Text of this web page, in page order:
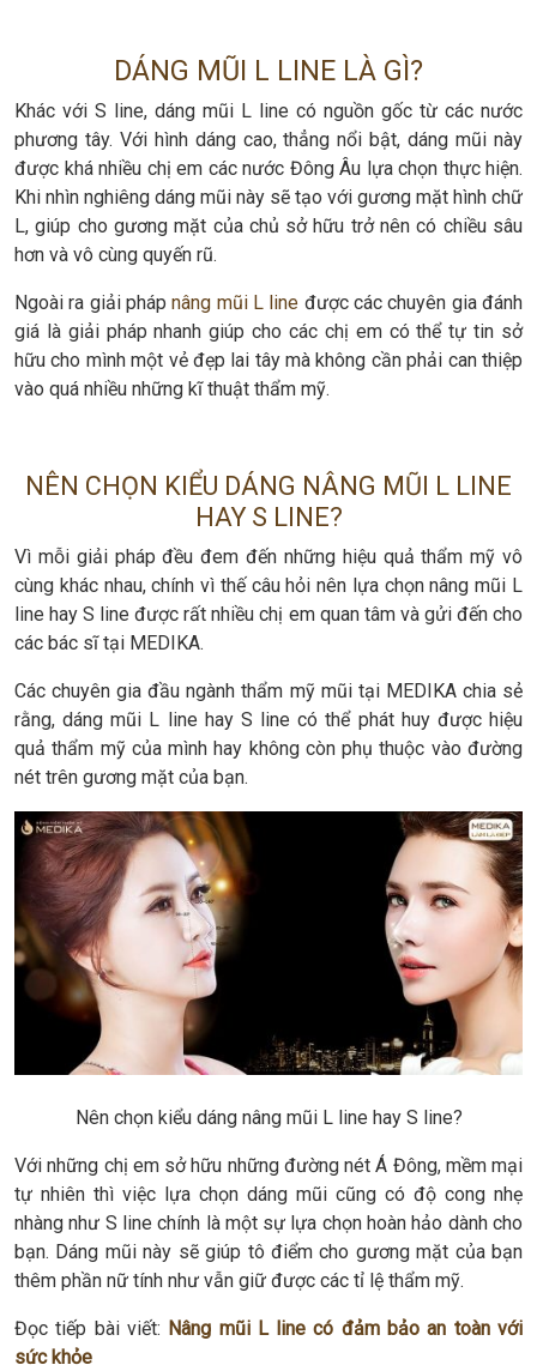
DÁNG MŨI L LINE LÀ GÌ?
Khác với S line, dáng mũi L line có nguồn gốc từ các nước
phương tây. Với hình dáng cao, thẳng nổi bật, dáng mũi này
được khá nhiều chị em các nước Đông Âu lựa chọn thực hiện.
Khi nhìn nghiêng dáng mũi này sẽ tạo với gương mặt hình chữ
L, giúp cho gương mặt của chủ sở hữu trở nên có chiều sâu
hơn và vô cùng quyến rũ.
Ngoài ra giải phápnâng mũi L line được các chuyên gia đánh
giá là giải pháp nhanh giúp cho các chị em có thể tự tin sở
hữu cho mình một vẻ đẹp lai tây mà không cần phải can thiệp
vào quá nhiều những kĩ thuật thẩm mỹ.
NÊN CHỌN KIỂU DÁNG NÂNG MŨI L LINE
HAY S LINE?
Vì mỗi giải pháp đều đem đến những hiệu quả thẩm mỹ vô
cùng khác nhau, chính vì thế câu hỏi nên lựa chọn nâng mũi L
line hay S line được rất nhiều chị em quan tâm và gửi đến cho
các bác sĩ tại MEDIKA.
Các chuyên gia đầu ngành thẩm mỹ mũi tại MEDIKA chia sẻ
rằng, dáng mũi L line hay S line có thể phát huy được hiệu
quả thẩm mỹ của mình hay không còn phụ thuộc vào đường
nét trên gương mặt của bạn.
Nên chọn kiểu dáng nâng mũi L line hay S line?
Với những chị em sở hữu những đường nét Á Đông, mềm mại
tự nhiên thì việc lựa chọn dáng mũi cũng có độ cong nhẹ
nhàng như S line chính là một sự lựa chọn hoàn hảo dành cho
bạn. Dáng mũi này sẽ giúp tô điểm cho gương mặt của bạn
thêm phần nữ tính như vẫn giữ được các tỉ lệ thẩm mỹ.
Đọc tiếp bài viết: Nâng mũi L line có đảm bảo an toàn với
sức khỏe